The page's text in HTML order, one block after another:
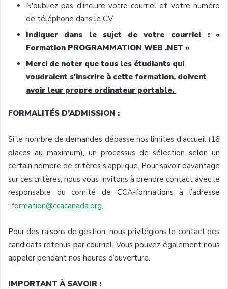
N'oubliez pas d'inclure votre courriel et votre numéro
de téléphone dans le CV
Indiquer
dans le sujetdevotre courriel : «
Formation PROGRAMMATION WEB .NET »
Merci de noter que tous les étudiants qui
voudraient s'inscrire à cette formation, doivent
avoir leur propre ordinateur portable.
FORMALITÉS D’ADMISSION :
Si le nombre dedemandes dépasse noslimites d’accueil(16
places au maximum), un processus de sélection selon un
certain nombre de critères s’applique. Pour savoir davantage
sur ces critères,nous vous invitons à prendre contact avecle
responsable ducomité de CCA-formations à
l’adresse
: formation@ccacanada.org.
Pour des raisons degestion, nous privilégions le contact des
candidats retenus parcourriel. Vous pouvez également nous
appeler pendant nos heures d’ouverture.
IMPORTANT ÀSAVOIR :